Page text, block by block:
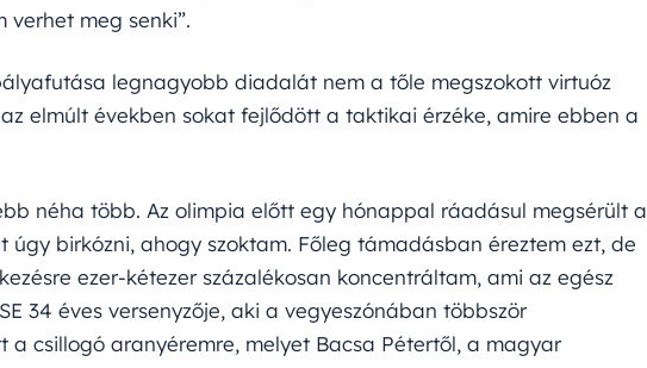
meg senki”.
legnagyobb diadalát nem a tőle megszokott virtuóz
elmúlt években sokat fejlődött a taktikai érzéke, amire ebben a
néha több. Az olimpia előtt egy hónappal ráadásul megsérült a
birkózni, ahogy szoktam. Főleg támadásban éreztem ezt, de
ezer-kétezer százalékosan koncentráltam, ami az egész
34 éves versenyzője, aki a vegyeszónában többször
a csillogó aranyéremre, melyet Bacsa Pétertől, a magyar